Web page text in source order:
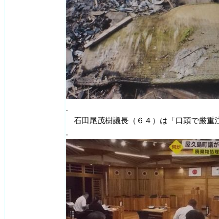
.
石田尾茂樹議長（６４）は「口頭で厳重
.